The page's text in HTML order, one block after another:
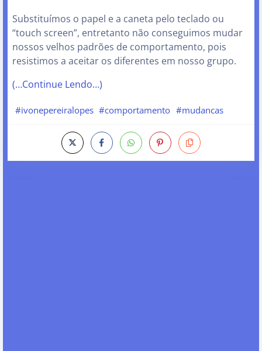
Substituímos o papel e a caneta pelo teclado ou
“touch screen”, entretanto não conseguimos mudar
nossos velhos padrões de comportamento, pois
resistimos a aceitar os diferentes em nosso grupo.
(…Continue Lendo…)
#ivonepereiralopes #comportamento #mudancas